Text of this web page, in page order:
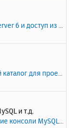
6 и доступ из …
для проекто…
и т.д.
консоли MySQL по…